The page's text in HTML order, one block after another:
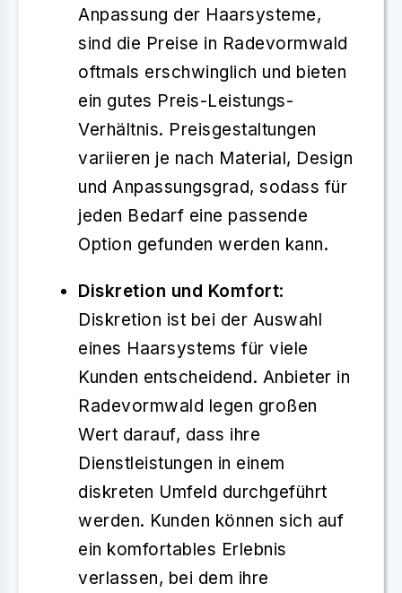
Anpassung der Haarsysteme,
sind die Preise in Radevormwald
oftmals erschwinglich und bieten
ein gutes Preis-Leistungs-
Verhältnis. Preisgestaltungen
variieren je nach Material, Design
und Anpassungsgrad, sodass für
jeden Bedarf eine passende
Option gefunden werden kann.
Diskretion und Komfort:
Diskretion ist bei der Auswahl
eines Haarsystems für viele
Kunden entscheidend. Anbieter in
Radevormwald legen großen
Wert darauf, dass ihre
Dienstleistungen in einem
diskreten Umfeld durchgeführt
werden. Kunden können sich auf
ein komfortables Erlebnis
verlassen, bei dem ihre